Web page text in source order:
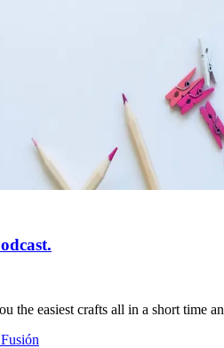
the easiest crafts all in a short time